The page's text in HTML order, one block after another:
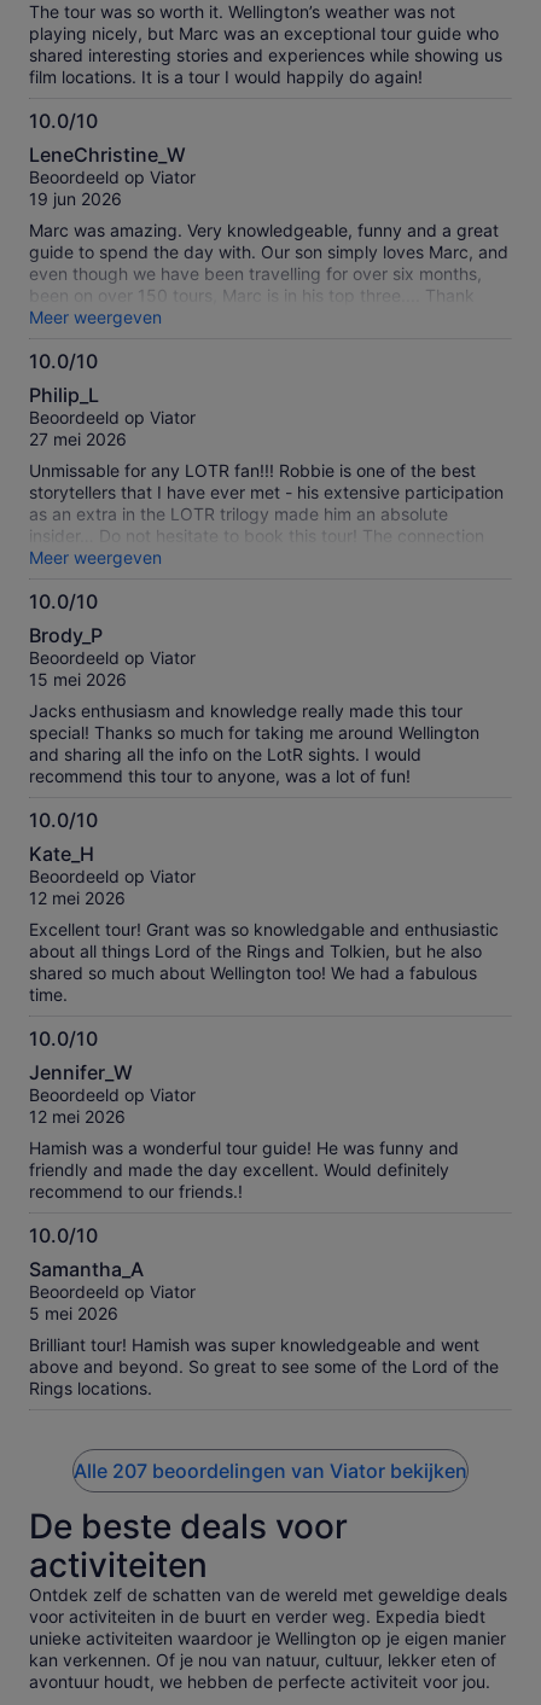
off of a very cute Lord of the Rings menu. It was one of the
best dining places we’ve done in New Zealand so far. The
Legolas Lembas Bread option was particularly a favorite
among my family.
The tour was so worth it. Wellington’s weather was not
playing nicely, but Marc was an exceptional tour guide who
shared interesting stories and experiences while showing us
film locations. It is a tour I would happily do again!
10.0/10
10.0
van
10
LeneChristine_W
Beoordeeld op Viator
19 jun 2026
Marc was amazing. Very knowledgeable, funny and a great
guide to spend the day with. Our son simply loves Marc, and
even though we have been travelling for over six months,
been on over 150 tours, Marc is in his top three.... Thank
you, Marc, for an amazing day
Meer weergeven
10.0/10
10.0
van
10
Philip_L
Beoordeeld op Viator
27 mei 2026
Unmissable for any LOTR fan!!! Robbie is one of the best
storytellers that I have ever met - his extensive participation
as an extra in the LOTR trilogy made him an absolute
insider… Do not hesitate to book this tour! The connection
that you’ll experience to actual filming locations (where your
imagination takes over and transports you back to the
movies) is astounding!! Highly, highly recommended - the 8
Meer weergeven
10.0/10
10.0
van
10
Brody_P
Beoordeeld op Viator
15 mei 2026
Jacks enthusiasm and knowledge really made this tour
special! Thanks so much for taking me around Wellington
and sharing all the info on the LotR sights. I would
recommend this tour to anyone, was a lot of fun!
10.0/10
10.0
van
10
Kate_H
Beoordeeld op Viator
12 mei 2026
Excellent tour! Grant was so knowledgable and enthusiastic
about all things Lord of the Rings and Tolkien, but he also
shared so much about Wellington too! We had a fabulous
time.
10.0/10
10.0
van
10
Jennifer_W
Beoordeeld op Viator
12 mei 2026
Hamish was a wonderful tour guide! He was funny and
friendly and made the day excellent. Would definitely
recommend to our friends.!
10.0/10
10.0
van
10
Samantha_A
Beoordeeld op Viator
5 mei 2026
Brilliant tour! Hamish was super knowledgeable and went
above and beyond. So great to see some of the Lord of the
Rings locations.
Alle 207 beoordelingen van Viator bekijken
De beste deals voor
activiteiten
Ontdek zelf de schatten van de wereld met geweldige deals
voor activiteiten in de buurt en verder weg. Expedia biedt
unieke activiteiten waardoor je Wellington op je eigen manier
kan verkennen. Of je nou van natuur, cultuur, lekker eten of
avontuur houdt, we hebben de perfecte activiteit voor jou.